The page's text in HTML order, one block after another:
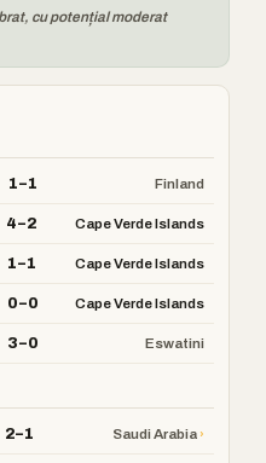
cu potențial moderat
1–1 Finland
4–2 Cape Verde Islands
1–1 Cape Verde Islands
0–0 Cape Verde Islands
3–0 Eswatini
2–1 Saudi Arabia›